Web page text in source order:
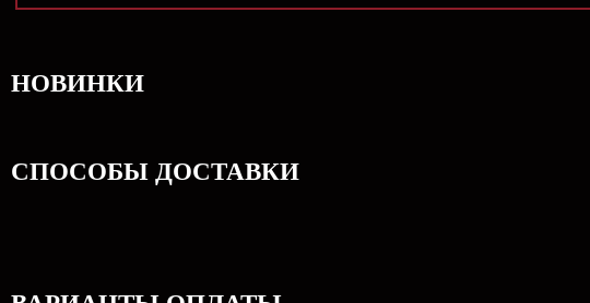
НОВИНКИ
СПОСОБЫ ДОСТАВКИ